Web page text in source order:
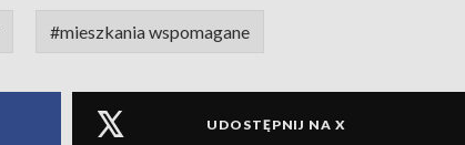
#mieszkania wspomagane
UDOSTĘPNIJ NA X